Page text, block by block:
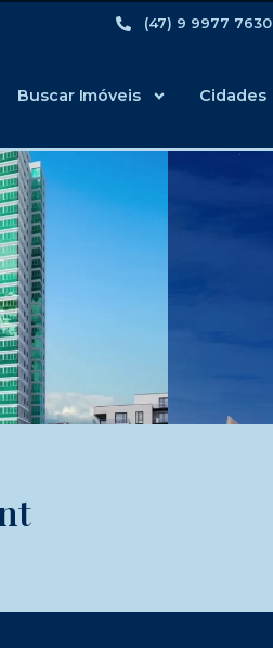
(47) 9 9977 7630
Buscar Imóveis Cidades